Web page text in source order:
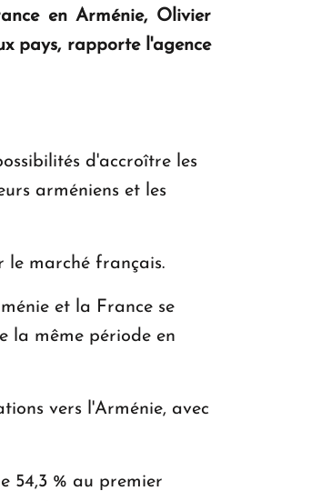
d'audace, de résilience et
en Arménie, Olivier
pays, rapporte l'agence
d'accroître les
arméniens et les
le marché français.
et la France se
la même période en
vers l'Arménie, avec
54,3 % au premier